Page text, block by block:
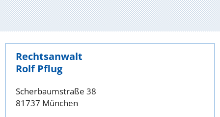
Rechtsanwalt
Rolf Pflug
Scherbaumstraße 38
81737 München